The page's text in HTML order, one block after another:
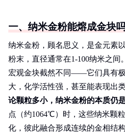
一、纳米金粉能熔成金块
纳米金粉，顾名思义，是金元素
粉末，直径通常在1-100纳米之间
宏观金块截然不同——它们具有
大，化学活性强，甚至能表现出
论颗粒多小，纳米金粉的本质仍
点（约1064℃）时，这些纳米颗
化，彼此融合形成连续的金相结